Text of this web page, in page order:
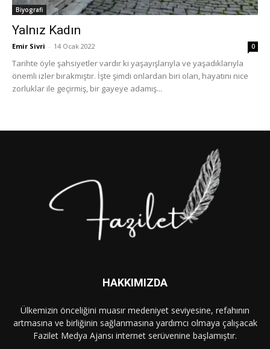
Biyografi
Yalnız Kadın
Emir Sivri - 14 Ocak 2022 0
Tarihte öyle şahsiyetler vardır ki yaşayışlarıyla ve yaşadıklarıyla
önemli izler bırakmıştır. İşte şimdi onlardan biri olan, hayatını nice
zorluklar ile geçirmiş, bir gayeye adamış...
HAKKIMIZDA
Ülkemizin önceliğini muasır medeniyet seviyesine, refahının
artmasına ve birliğinin sağlanmasına yardımcı olmaya çalışacak
Fazilet Medya Ajansı internet serüvenine başlamıştır.